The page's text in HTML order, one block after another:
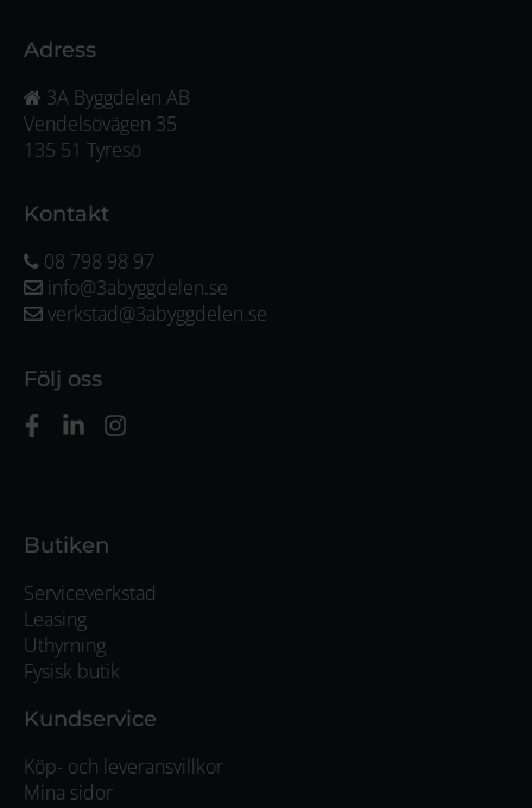
Adress
3A Byggdelen AB
Vendelsövägen 35
135 51 Tyresö
Kontakt
08 798 98 97
info@3abyggdelen.se
verkstad@3abyggdelen.se
Följ oss
Butiken
Serviceverkstad
Leasing
Uthyrning
Fysisk butik
Kundservice
Köp- och leveransvillkor
Mina sidor